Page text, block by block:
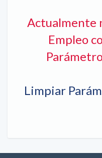
Actualmente
Empleo
Limpiar